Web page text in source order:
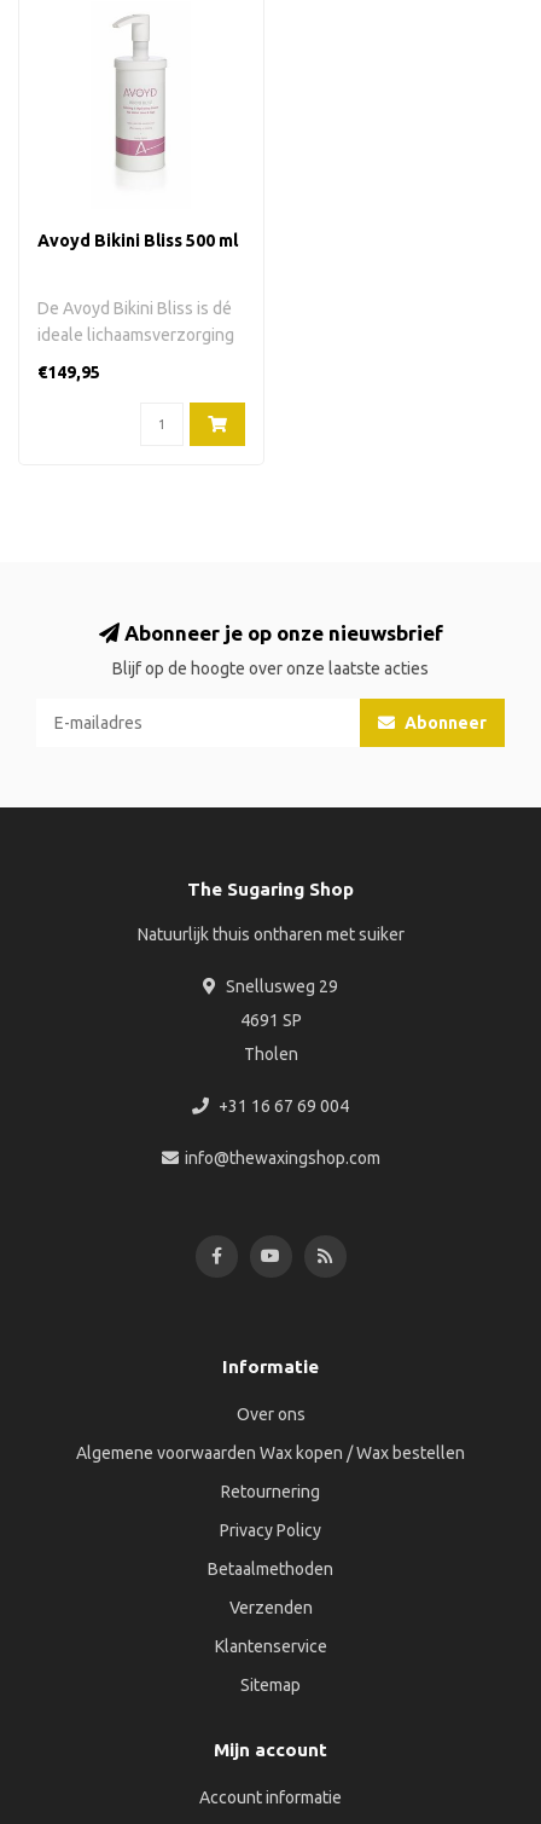
Avoyd Bikini Bliss 500 ml
De Avoyd Bikini Bliss is dé
ideale lichaamsverzorging
€149,95
Abonneer je op onze nieuwsbrief
Blijf op de hoogte over onze laatste acties
Abonneer
The Sugaring Shop
Natuurlijk thuis ontharen met suiker
Snellusweg 29
4691 SP
Tholen
+31 16 67 69 004
info@thewaxingshop.com
Informatie
Over ons
Algemene voorwaarden Wax kopen / Wax bestellen
Retournering
Privacy Policy
Betaalmethoden
Verzenden
Klantenservice
Sitemap
Mijn account
Account informatie